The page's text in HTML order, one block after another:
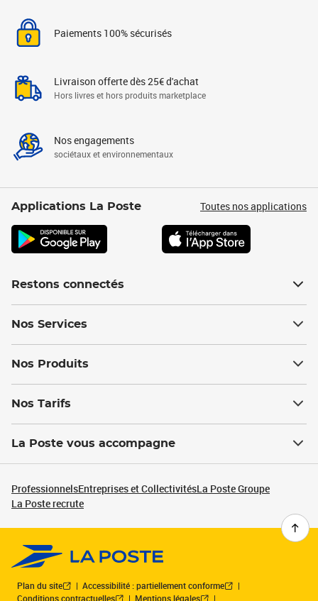
Paiements 100% sécurisés
Livraison offerte dès 25€ d'achat
Hors livres et hors produits marketplace
Nos engagements
sociétaux et environnementaux
Applications La Poste Toutes nos applications
Restons connectés
Nos Services
Nos Produits
Nos Tarifs
La Poste vous accompagne
ProfessionnelsEntreprises et CollectivitésLa Poste Groupe
La Poste recrute
Plan du site
Accessibilité : partiellement conforme
Conditions contractuelles
Mentions légales